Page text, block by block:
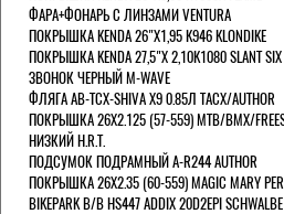
ФАРА+ФОНАРЬ С ЛИНЗАМИ VENTURA
ПОКРЫШКА KENDA 26"Х1,95 K946 KLONDIKE
ПОКРЫШКА KENDA 27,5"Х 2,10K1080 SLANT SIX
ЗВОНОК ЧЕРНЫЙ M-WAVE
ФЛЯГА AB-TCX-SHIVA X9 0.85Л TACX/AUTHOR
ПОКРЫШКА 26X2.125 (57-559) MTB/BMX/
НИЗКИЙ H.R.T.
ПОДСУМОК ПОДРАМНЫЙ A-R244 AUTHOR
ПОКРЫШКА 26X2.35 (60-559) MAGIC MARY
BIKEPARK B/B HS447 ADDIX 20D2EPI SCHWALBE